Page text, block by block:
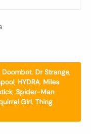
Doombot, Dr Strange,
, HYDRA, Miles
, Spider-Man
Girl, Thing